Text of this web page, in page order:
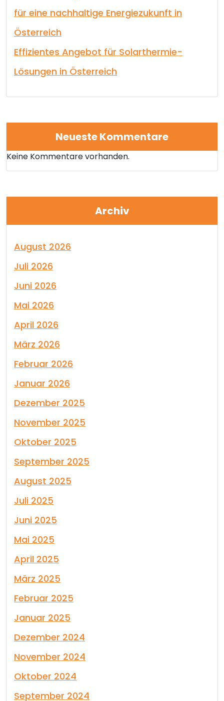
für eine nachhaltige Energiezukunft in
Österreich
Effizientes Angebot für Solarthermie-
Lösungen in Österreich
Neueste Kommentare
Keine Kommentare vorhanden.
Archiv
August 2026
Juli 2026
Juni 2026
Mai 2026
April 2026
März 2026
Februar 2026
Januar 2026
Dezember 2025
November 2025
Oktober 2025
September 2025
August 2025
Juli 2025
Juni 2025
Mai 2025
April 2025
März 2025
Februar 2025
Januar 2025
Dezember 2024
November 2024
Oktober 2024
September 2024